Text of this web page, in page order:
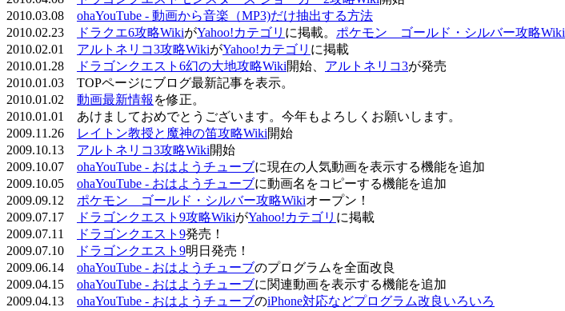
2010.03.08 ohaYouTube - 動画から音楽（MP3)だけ抽出する方法
2010.02.23
ドラクエ6攻略WikiがYahoo!カテゴリ に掲載。 ポケモン ゴールド・シルバー攻略Wiki
2010.02.01 アルトネリコ3攻略WikiがYahoo!カテゴリ に掲載
2010.01.28
ドラゴンクエスト6幻の大地攻略Wiki開始、 アルトネリコ3が発売
2010.01.03 TOPページにブログ最新記事を表示。
2010.01.02 動画最新情報 を修正。
2010.01.01 あけましておめでとうございます。今年もよろしくお願いします。
2009.11.26
レイトン教授と魔神の笛攻略Wiki開始
2009.10.13 アルトネリコ3攻略Wiki開始
2009.10.07 ohaYouTube - おはようチューブに現在の人気動画を表示する機能を追加
2009.10.05 ohaYouTube - おはようチューブに動画名をコピーする機能を追加
2009.09.12 ポケモン ゴールド・シルバー攻略Wikiオープン！
2009.07.17
ドラゴンクエスト9攻略WikiがYahoo!カテゴリ に掲載
2009.07.11
ドラゴンクエスト9発売！
2009.07.10
ドラゴンクエスト9明日発売！
2009.06.14 ohaYouTube - おはようチューブのプログラムを全面改良
2009.04.15 ohaYouTube - おはようチューブに関連動画を表示する機能を追加
2009.04.13 ohaYouTube - おはようチューブのiPhone対応などプログラム改良いろいろ